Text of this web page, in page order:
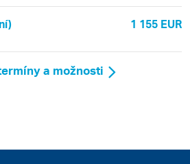
1 155 EUR
a možnosti